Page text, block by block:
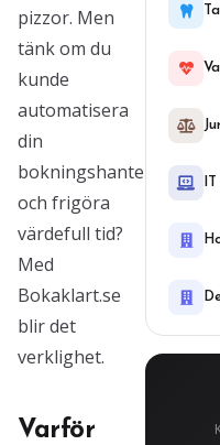
pizzor. Men
tänk om du
kunde
automatisera
din
bokningshantering
och frigöra
värdefull tid?
Med
Bokaklart.se
blir det
verklighet.
Varför